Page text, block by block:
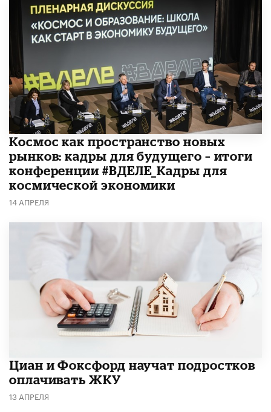
Космос как пространство новых
рынков: кадры для будущего – итоги
конференции #ВДЕЛЕ_Кадры для
космической экономики
14 АПРЕЛЯ
Циан и Фоксфорд научат подростков
оплачивать ЖКУ
13 АПРЕЛЯ